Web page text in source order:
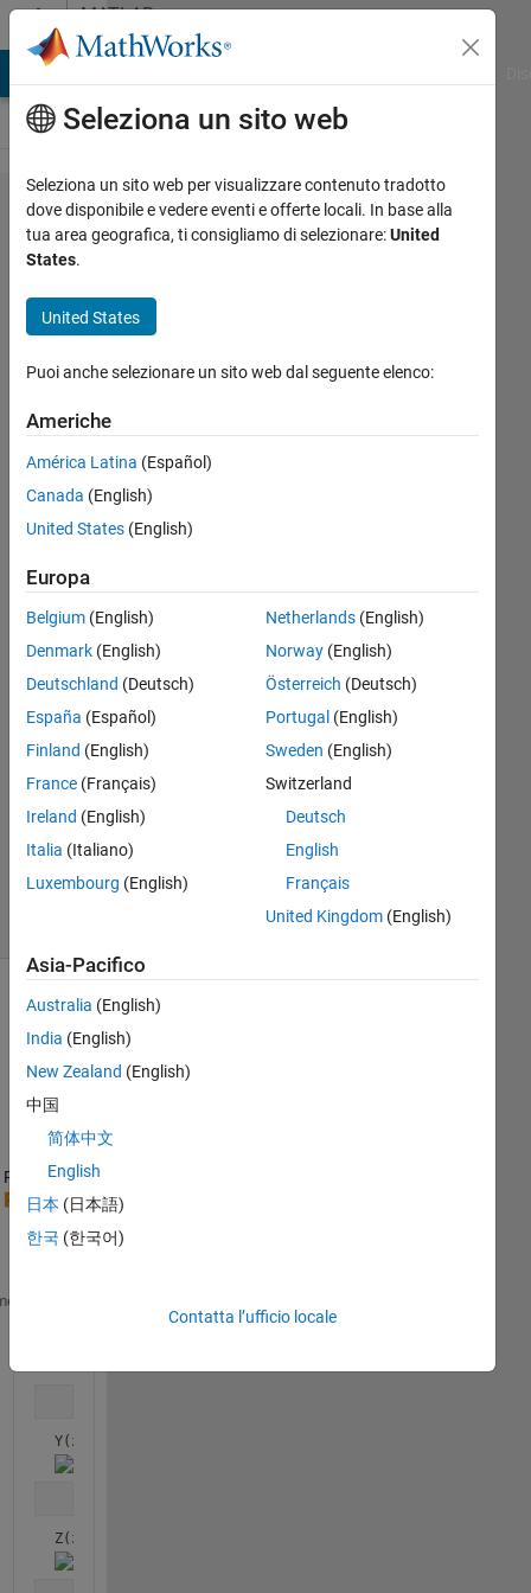
Vai al contenutoMATLAB
Answers
How do
i plot
different
other
than
unit
disk?
13 Set
2023
Risposta
Risposta
accettata
Aggiornato
14 Set
2023
Visualizzazioni
Ran in:
    X(z)=atan(z)
Y(z) =
Z(z) =
Seleziona un sito web
Seleziona un sito web per visualizzare contenuto tradotto
dove disponibile e vedere eventi e offerte locali. In base alla
tua area geografica, ti consigliamo di selezionare:United
States.
United States
Puoi anche selezionare un sito web dal seguente elenco:
Americhe
América Latina (Español)
Canada (English)
United States (English)
Europa
Belgium (English)
Denmark (English)
Deutschland (Deutsch)
España (Español)
Finland (English)
France (Français)
Ireland (English)
Italia (Italiano)
Luxembourg (English)
Netherlands(English)
Norway(English)
Österreich (Deutsch)
Portugal (English)
Sweden (English)
Switzerland
Deutsch
English
Français
United Kingdom(English)
Asia-Pacifico
Australia (English)
India (English)
New Zealand (English)
中国
简体中文
English
日本 (日本語)
한국 (한국어)
Contatta l’ufficio locale